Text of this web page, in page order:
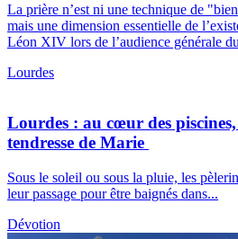
La prière n’est ni une technique de
mais une dimension essentielle de
Léon XIV lors de l’audience générale
Lourdes
Lourdes : au cœur des
tendresse de Marie
Sous le soleil ou sous la pluie, les
leur passage pour être baignés dans...
Dévotion